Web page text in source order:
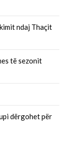
ndaj Thaçit
të sezonit
dërgohet për